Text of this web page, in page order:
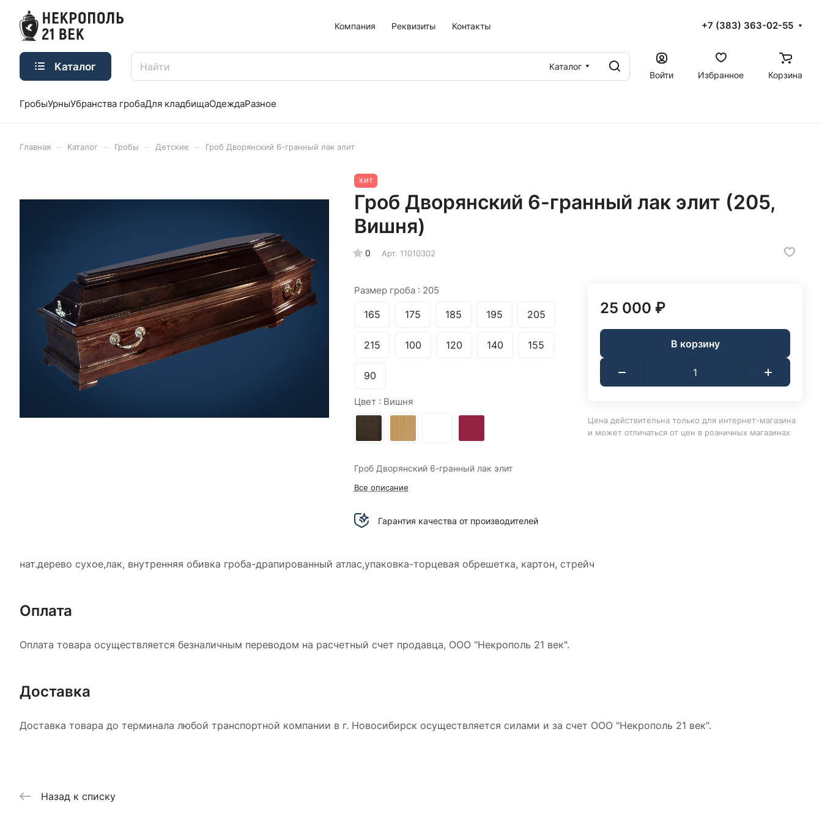
Компания Реквизиты Контакты +7 (383) 363-02-55
Каталог
Каталог
Войти
Избранное Корзина
ГробыУрныУбранства гробаДля кладбищаОдеждаРазное
Главная Каталог Гробы Детские Гроб Дворянский 6-гранный лак элит
ХИТ
Гроб Дворянский 6-гранный лак элит (205,
Вишня)
0 Арт. 11010302
Размер гроба : 205
165 175 185 195 205
215 100 120 140 155
90
Цвет : Вишня
Гроб Дворянский 6-гранный лак элит
Все описание
Гарантия качества от производителей
25 000 ₽
В корзину
Цена действительна только для интернет-магазина
и может отличаться от цен в розничных магазинах
нат.дерево сухое,лак, внутренняя обивка гроба-драпированный атлас,упаковка-торцевая обрешетка, картон, стрейч
Оплата
Оплата товара осуществляется безналичным переводом на расчетный счет продавца, ООО "Некрополь 21 век".
Доставка
Доставка товара до терминала любой транспортной компании в г. Новосибирск осуществляется силами и за счет ООО "Некрополь 21 век".
Назад к списку